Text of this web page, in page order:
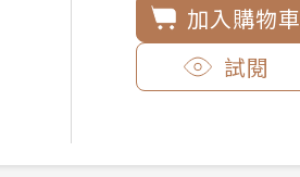
加入購物車
試閱